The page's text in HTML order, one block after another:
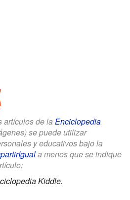
artículos de la Enciclopedia
se puede utilizar
y educativos bajo la
a menos que se indique
Kiddle.